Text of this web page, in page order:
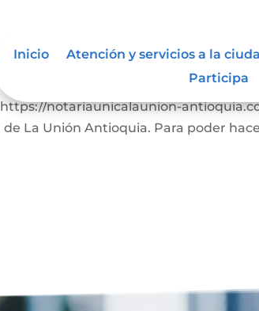
Inicio Atención y servicios a la
Participa
los términos y condiciones
notariaunicalaunion-
La Unión Antioquia. Para poder